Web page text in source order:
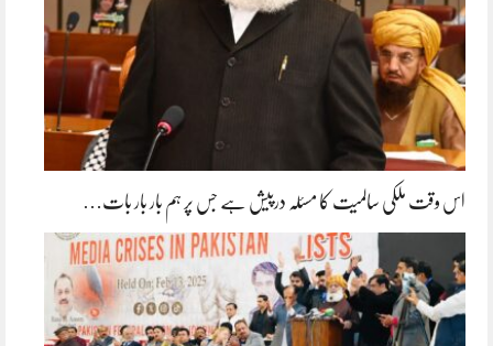
اس وقت ملکی سالمیت کا مسئلہ درپیش ہے جس پر ہم بار بار بات…